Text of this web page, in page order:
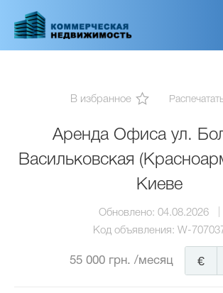
основному
В избранное
Аренда Офиса ул.
Васильковская
Киеве
Обновлено: 04.08.2026
Код объявления: W-
55 000 грн. /месяц €